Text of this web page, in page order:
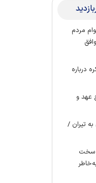
مردم
درباره
عهد و
تیران /
سخت